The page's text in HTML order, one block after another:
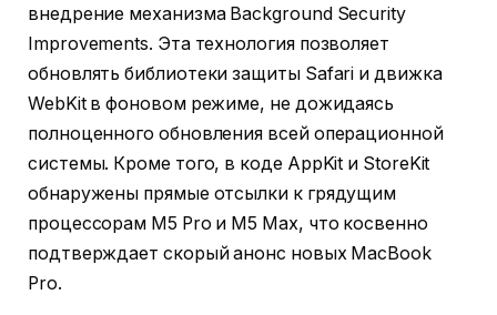
внедрение механизма Background Security
Improvements. Эта технология позволяет
обновлять библиотеки защиты Safari и движка
WebKit в фоновом режиме, не дожидаясь
полноценного обновления всей операционной
системы. Кроме того, в коде AppKit и StoreKit
обнаружены прямые отсылки к грядущим
процессорам M5 Pro и M5 Max, что косвенно
подтверждает скорый анонс новых MacBook
Pro.